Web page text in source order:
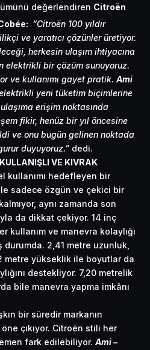
değerlendiren Citroën
“Citroën 100 yıldır
ve yaratıcı çözünler üretiyor.
herkesin ulaşım ihtiyacına
elektrikli bir çözüm sunuyoruz.
ve kullanımı gayet pratik. Ami
elektrikli yeni tüketim biçimlerine
erişim noktasında
fikir, henüz bir yıl öncesine
ve onu bugün gelinen noktada
duyuyoruz.” dedi.
VE KIVRAK
kullanımı hedefleyen bir
sadece özgün ve çekici bir
aynı zamanda son
da dikkat çekiyor. 14 inç
kullanım ve manevra kolaylığı
2,41 metre uzunluk,
metre yükseklik ile boyutlar da
destekliyor. 7,20 metrelik
bile manevra yapma imkânı
bir süredir markanın
çıkıyor. Citroën stili her
fark edilebiliyor. Ami –